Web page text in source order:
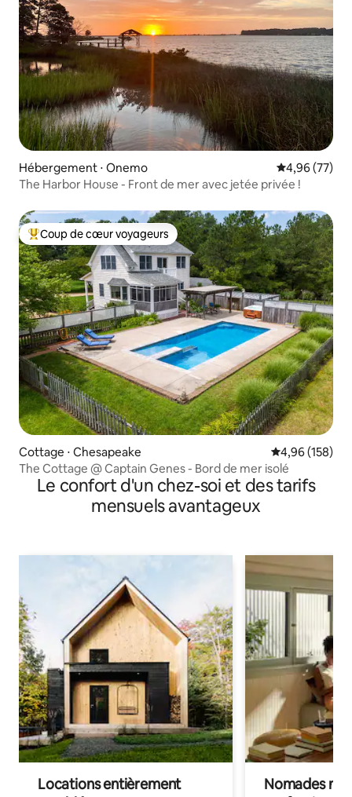
Hébergement ⋅ Onemo Évaluation
4,96 (77)
The Harbor House - Front de mer avec jetée privée !
Coups de cœur voyageurs les plus appréciés
Coup de cœur voyageurs
Cottage ⋅ Chesapeake Évaluation
4,96 (158)
The Cottage @ Captain Genes - Bord de mer isolé
Le confort d'un chez-soi et des tarifs
mensuels avantageux
Locations entièrement
Nomades